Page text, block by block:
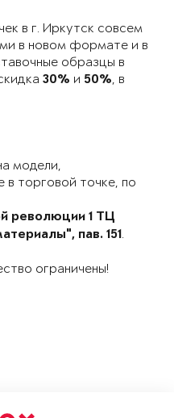
в г. Иркутск совсем
в новом формате и в
образцы в
30% и 50%, в
модели,
в торговой точке, по
революции 1 ТЦ
пав. 151.
ограничены!